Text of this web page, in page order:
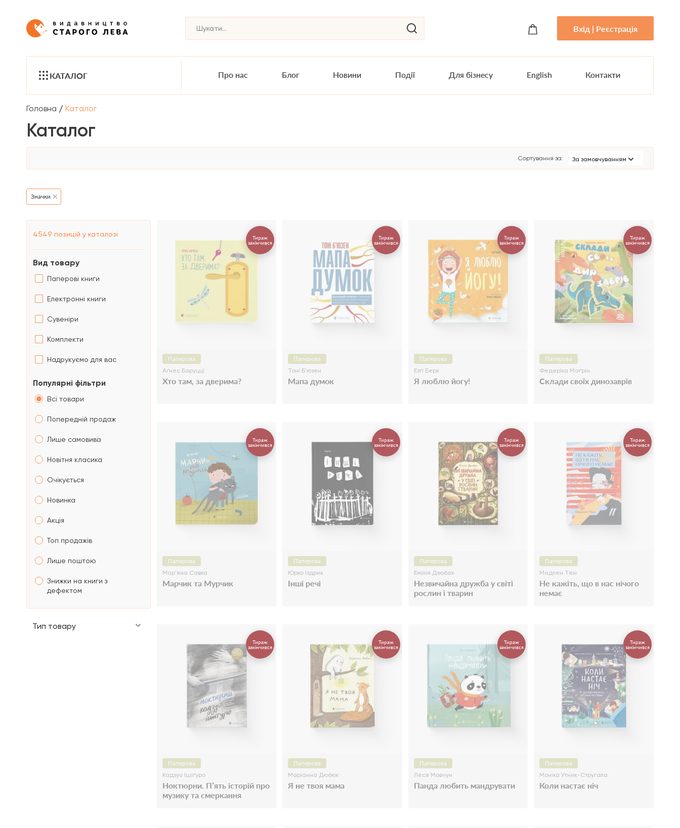
Вхід | Реєстрація
КАТАЛОГ Про нас Блог Новини Події Для бізнесу English Контакти
Головна / Каталог
Каталог
Сортування за: За замовчуванням
Значки
4549 позицій у каталозі
Вид товару
Паперові книги
Електронні книги
Сувеніри
Комплекти
Надрукуємо для вас
Популярні фільтри
Всі товари
Попередній продаж
Лише самовивіз
Новітня класика
Очікується
Новинка
Акція
Топ продажів
Лише поштою
Знижки на книги з
дефектом
Тип товару
Тираж
закінчився
Паперова
Аґнес Баруцці
Хто там, за дверима?
Тираж
закінчився
Паперова
Тоні Б’юзен
Мапа думок
Тираж
закінчився
Паперова
Езґі Берк
Я люблю йогу!
Тираж
закінчився
Паперова
Федеріка Маґрін
Склади своїх динозаврів
Тираж
закінчився
Паперова
Мар'яна Савка
Марчик та Мурчик
Тираж
закінчився
Паперова
Юрко Іздрик
Інші речі
Тираж
закінчився
Паперова
Емілія Дзюбак
Незвичайна дружба у світі
рослин і тварин
Тираж
закінчився
Паперова
Мадлен Тієн
Не кажіть, що в нас нічого
немає
Тираж
закінчився
Паперова
Кадзуо Ішіґуро
Ноктюрни. П’ять історій про
музику та смеркання
Тираж
закінчився
Паперова
Маріанна Дюбюк
Я не твоя мама
Тираж
закінчився
Паперова
Леся Мовчун
Панда любить мандрувати
Тираж
закінчився
Паперова
Моніка Утник-Стругала
Коли настає ніч